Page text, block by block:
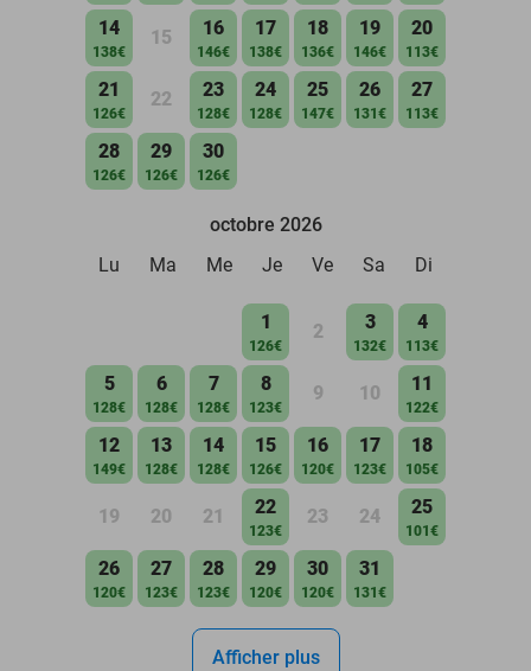
14
138€
15 16
146€
17
138€
18
136€
19
146€
20
113€
21
126€
22 23
128€
24
128€
25
147€
26
131€
27
113€
28
126€
29
126€
30
126€
octobre 2026
Lu
Ma Me Je Ve Sa Di
1
126€
2 3
132€
4
113€
5
128€
6
128€
7
128€
8
123€
9 10 11
122€
12
149€
13
128€
14
128€
15
126€
16
120€
17
123€
18
105€
19 20 21 22
123€
23 24 25
101€
26
120€
27
123€
28
123€
29
120€
30
120€
31
131€
Afficher plus